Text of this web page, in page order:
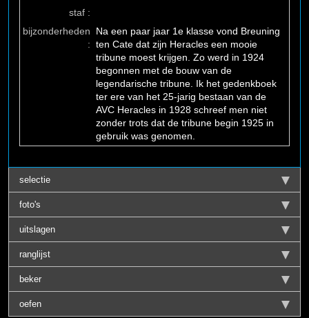
staf :
bijzonderheden
:
Na een paar jaar 1e klasse vond Breuning
ten Cate dat zijn Heracles een mooie
tribune moest krijgen. Zo werd in 1924
begonnen met de bouw van de
legendarische tribune. Ik het gedenkboek
ter ere van het 25-jarig bestaan van de
AVC Heracles in 1928 schreef men niet
zonder trots dat de tribune begin 1925 in
gebruik was genomen.
selectie
foto's
uitslagen
ranglijst
beker
oefen